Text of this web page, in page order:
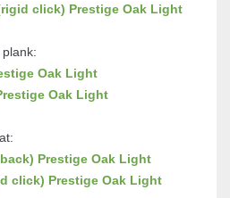
click) Prestige Oak Light
Oak Light
Oak Light
Prestige Oak Light
click) Prestige Oak Light